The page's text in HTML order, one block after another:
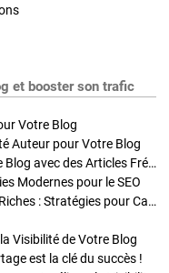
et booster son trafic
Votre Blog
Auteur pour Votre Blog
Stratégies de Publication : Boostez Votre Blog avec des Articles Fréquents et Exclusifs
Modernes pour le SEO
Enrichir Vos Articles avec des Contenus Riches : Stratégies pour Captiver et Optimiser
Visibilité de Votre Blog
est la clé du succès !